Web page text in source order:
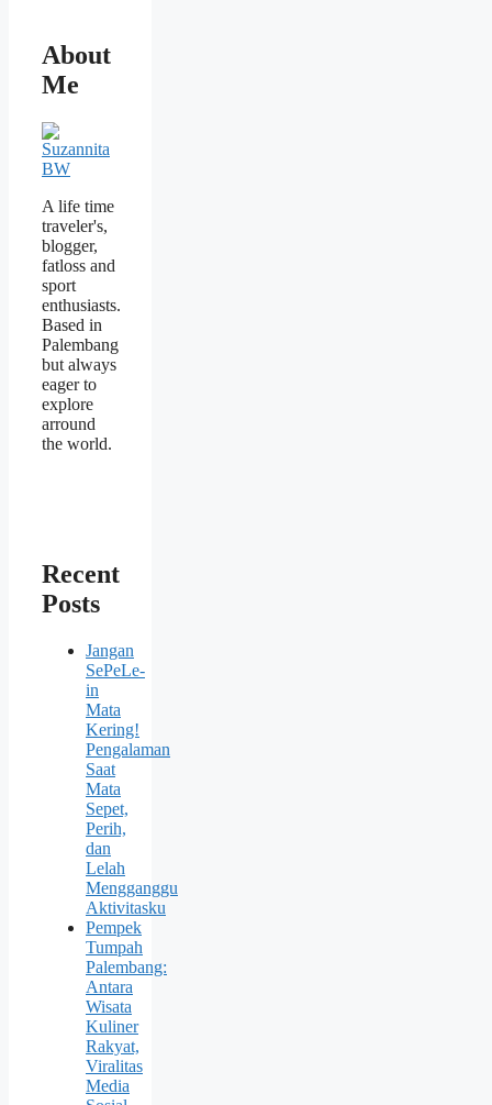
About
Me
A life time
traveler's,
blogger,
fatloss and
sport
enthusiasts.
Based in
Palembang
but always
eager to
explore
arround
the world.
Recent
Posts
Jangan
SePeLe-
in
Mata
Kering!
Pengalaman
Saat
Mata
Sepet,
Perih,
dan
Lelah
Mengganggu
Aktivitasku
Pempek
Tumpah
Palembang:
Antara
Wisata
Kuliner
Rakyat,
Viralitas
Media